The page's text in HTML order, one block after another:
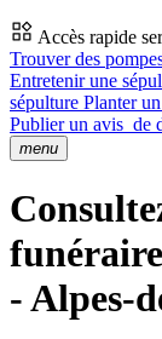
Accès rapide
Trouver des
Entretenir une
sépulture Planter
Publier un avis de
menu
- Alpes-